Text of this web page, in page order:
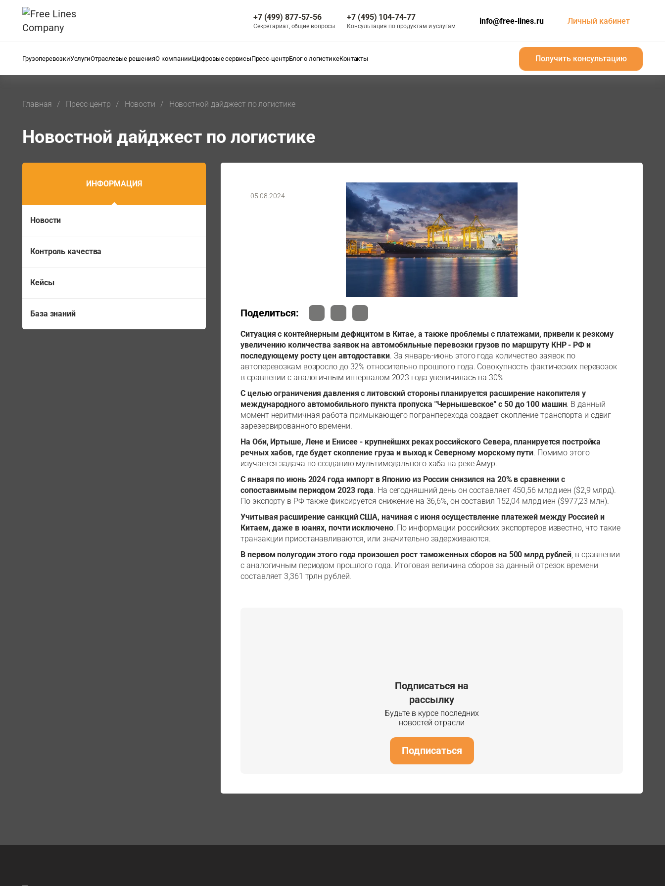
+7 (499) 877-57-56
Секретариат, общие вопросы
+7 (495) 104-74-77
Консультация по продуктам и услугам
info@free-lines.ru Личный кабинет
ГрузоперевозкиУслугиОтраслевые решенияО компанииЦифровые сервисыПресс-центрБлог о логистикеКонтакты Получить консультацию
Получить консультацию
Главная Пресс-центр Новости Новостной дайджест по логистике
Новостной дайджест по логистике
ИНФОРМАЦИЯ
Новости
Контроль качества
Кейсы
База знаний
05.08.2024
Поделиться:
Ситуация с контейнерным дефицитом в Китае, а также проблемы с платежами, привели к резкому
увеличению количества заявок на автомобильные перевозки грузов по маршруту КНР - РФ и
последующему росту цен автодоставки. За январь-июнь этого года количество заявок по
автоперевозкам возросло до 32% относительно прошлого года. Совокупность фактических перевозок
в сравнении с аналогичным интервалом 2023 года увеличилась на 30%
С целью ограничения давления с литовский стороны планируется расширение накопителя у
международного автомобильного пункта пропуска "Чернышевское" с 50 до 100 машин. В данный
момент неритмичная работа примыкающего погранперехода создает скопление транспорта и сдвиг
зарезервированного времени.
На Оби, Иртыше, Лене и Енисее - крупнейших реках российского Севера, планируется постройка
речных хабов, где будет скопление груза и выход к Северному морскому пути. Помимо этого
изучается задача по созданию мультимодального хаба на реке Амур.
С января по июнь 2024 года импорт в Японию из России снизился на 20% в сравнении с
сопоставимым периодом 2023 года. На сегодняшний день он составляет 450,56 млрд иен ($2,9 млрд).
По экспорту в РФ также фиксируется снижение на 36,6%, он составил 152,04 млрд иен ($977,23 млн).
Учитывая расширение санкций США, начиная с июня осуществление платежей между Россией и
Китаем, даже в юанях, почти исключено. По информации российских экспортеров известно, что такие
транзакции приостанавливаются, или значительно задерживаются.
В первом полугодии этого года произошел рост таможенных сборов на 500 млрд рублей, в сравнении
с аналогичным периодом прошлого года. Итоговая величина сборов за данный отрезок времени
составляет 3,361 трлн рублей.
Подписаться на
рассылку
Будьте в курсе последних
новостей отрасли
Подписаться